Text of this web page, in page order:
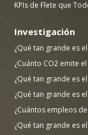
KPIs de Flete que
Investigación
¿Qué tan grande es
¿Cuánto CO2 emite
¿Qué tan grande es
¿Qué tan grande es
¿Cuántos empleos
¿Qué tan grande es